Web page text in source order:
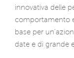
innovativa delle
comportamento
base per
date e di grande